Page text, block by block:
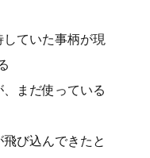
ていた事柄が現
まだ使っている
び込んできたと